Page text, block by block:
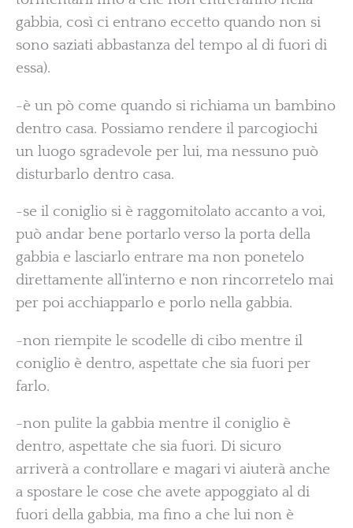
gabbia, così ci entrano eccetto quando non si
sono saziati abbastanza del tempo al di fuori di
essa).
-è un pò come quando si richiama un bambino
dentro casa. Possiamo rendere il parcogiochi
un luogo sgradevole per lui, ma nessuno può
disturbarlo dentro casa.
-se il coniglio si è raggomitolato accanto a voi,
può andar bene portarlo verso la porta della
gabbia e lasciarlo entrare ma non ponetelo
direttamente all’interno e non rincorretelo mai
per poi acchiapparlo e porlo nella gabbia.
-non riempite le scodelle di cibo mentre il
coniglio è dentro, aspettate che sia fuori per
farlo.
-non pulite la gabbia mentre il coniglio è
dentro, aspettate che sia fuori. Di sicuro
arriverà a controllare e magari vi aiuterà anche
a spostare le cose che avete appoggiato al di
fuori della gabbia, ma fino a che lui non è